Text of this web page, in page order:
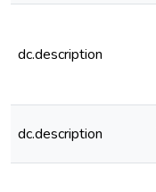
dc.description
dc.description